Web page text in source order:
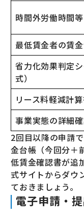
時間外労働時間等
最低賃金者の賃
省力化効果判定
式）
リース料軽減計
事業実態の詳細
2回目以降の申請
金台帳（今回分＋
低賃金確認書が追
式サイトからダウ
ておきましょう。
電子申請・